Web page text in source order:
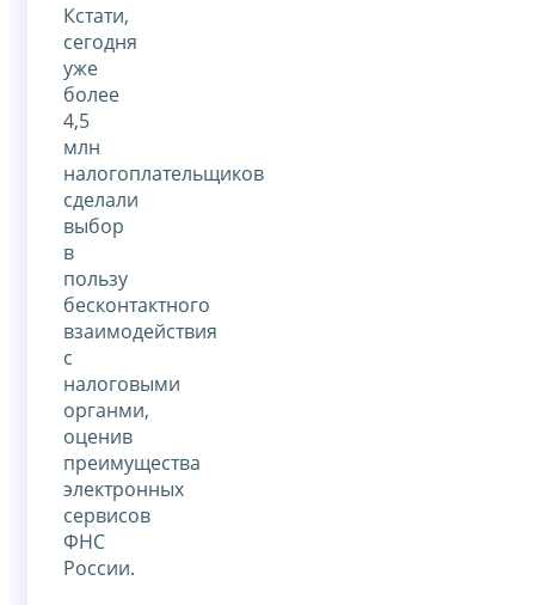
Кстати,
сегодня
уже
более
4,5
млн
налогоплательщиков
сделали
выбор
в
пользу
бесконтактного
взаимодействия
с
налоговыми
органми,
оценив
преимущества
электронных
сервисов
ФНС
России.